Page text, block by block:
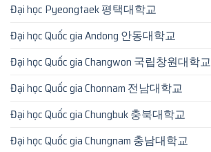
Đại học Pyeongtaek 평택대학교
Đại học Quốc gia Andong 안동대학교
Đại học Quốc gia Changwon 국립창원대학교
Đại học Quốc gia Chonnam 전남대학교
Đại học Quốc gia Chungbuk 충북대학교
Đại học Quốc gia Chungnam 충남대학교